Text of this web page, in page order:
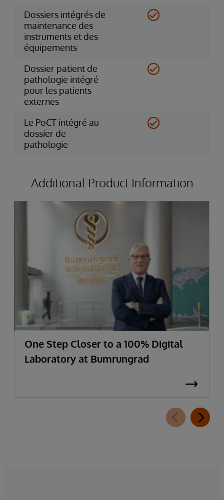
Dossiers intégrés de
maintenance des
instruments et des
équipements
Dossier patient de
pathologie intégré
pour les patients
externes
Le PoCT intégré au
dossier de
pathologie
Additional Product Information
One Step Closer to a 100% Digital
Laboratory at Bumrungrad